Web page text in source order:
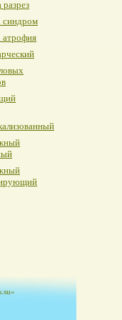
разрез
синдром
атрофия